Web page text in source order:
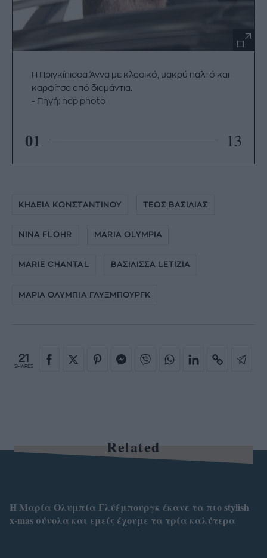
H Πριγκίπισσα Άννα με κλασικό, μακρύ παλτό και
καρφίτσα από διαμάντια.
Πηγή: ndp photo
01 13
ΚΗΔΕΙΑ ΚΩΝΣΤΑΝΤΙΝΟΥ ΤΕΩΣ ΒΑΣΙΛΙΑΣ
NINA FLOHR MARIA OLYMPIA
MARIE CHANTAL ΒΑΣΙΛΙΣΣΑ LETIZIA
ΜΑΡΙΑ ΟΛΥΜΠΙΑ ΓΛΥΞΜΠΟΥΡΓΚ
21
SHARES
Related
Η Μαρία Ολυμπία Γλύξμπουργκ έκανε τα πιο stylish
x-mas σύνολα και εμείς έχουμε τα τρία καλύτερα